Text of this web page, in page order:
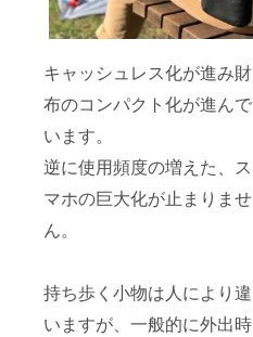
キャッシュレス化が進み財
布のコンパクト化が進んで
います。
逆に使用頻度の増えた、ス
マホの巨大化が止まりませ
ん。
持ち歩く小物は人により違
いますが、一般的に外出時